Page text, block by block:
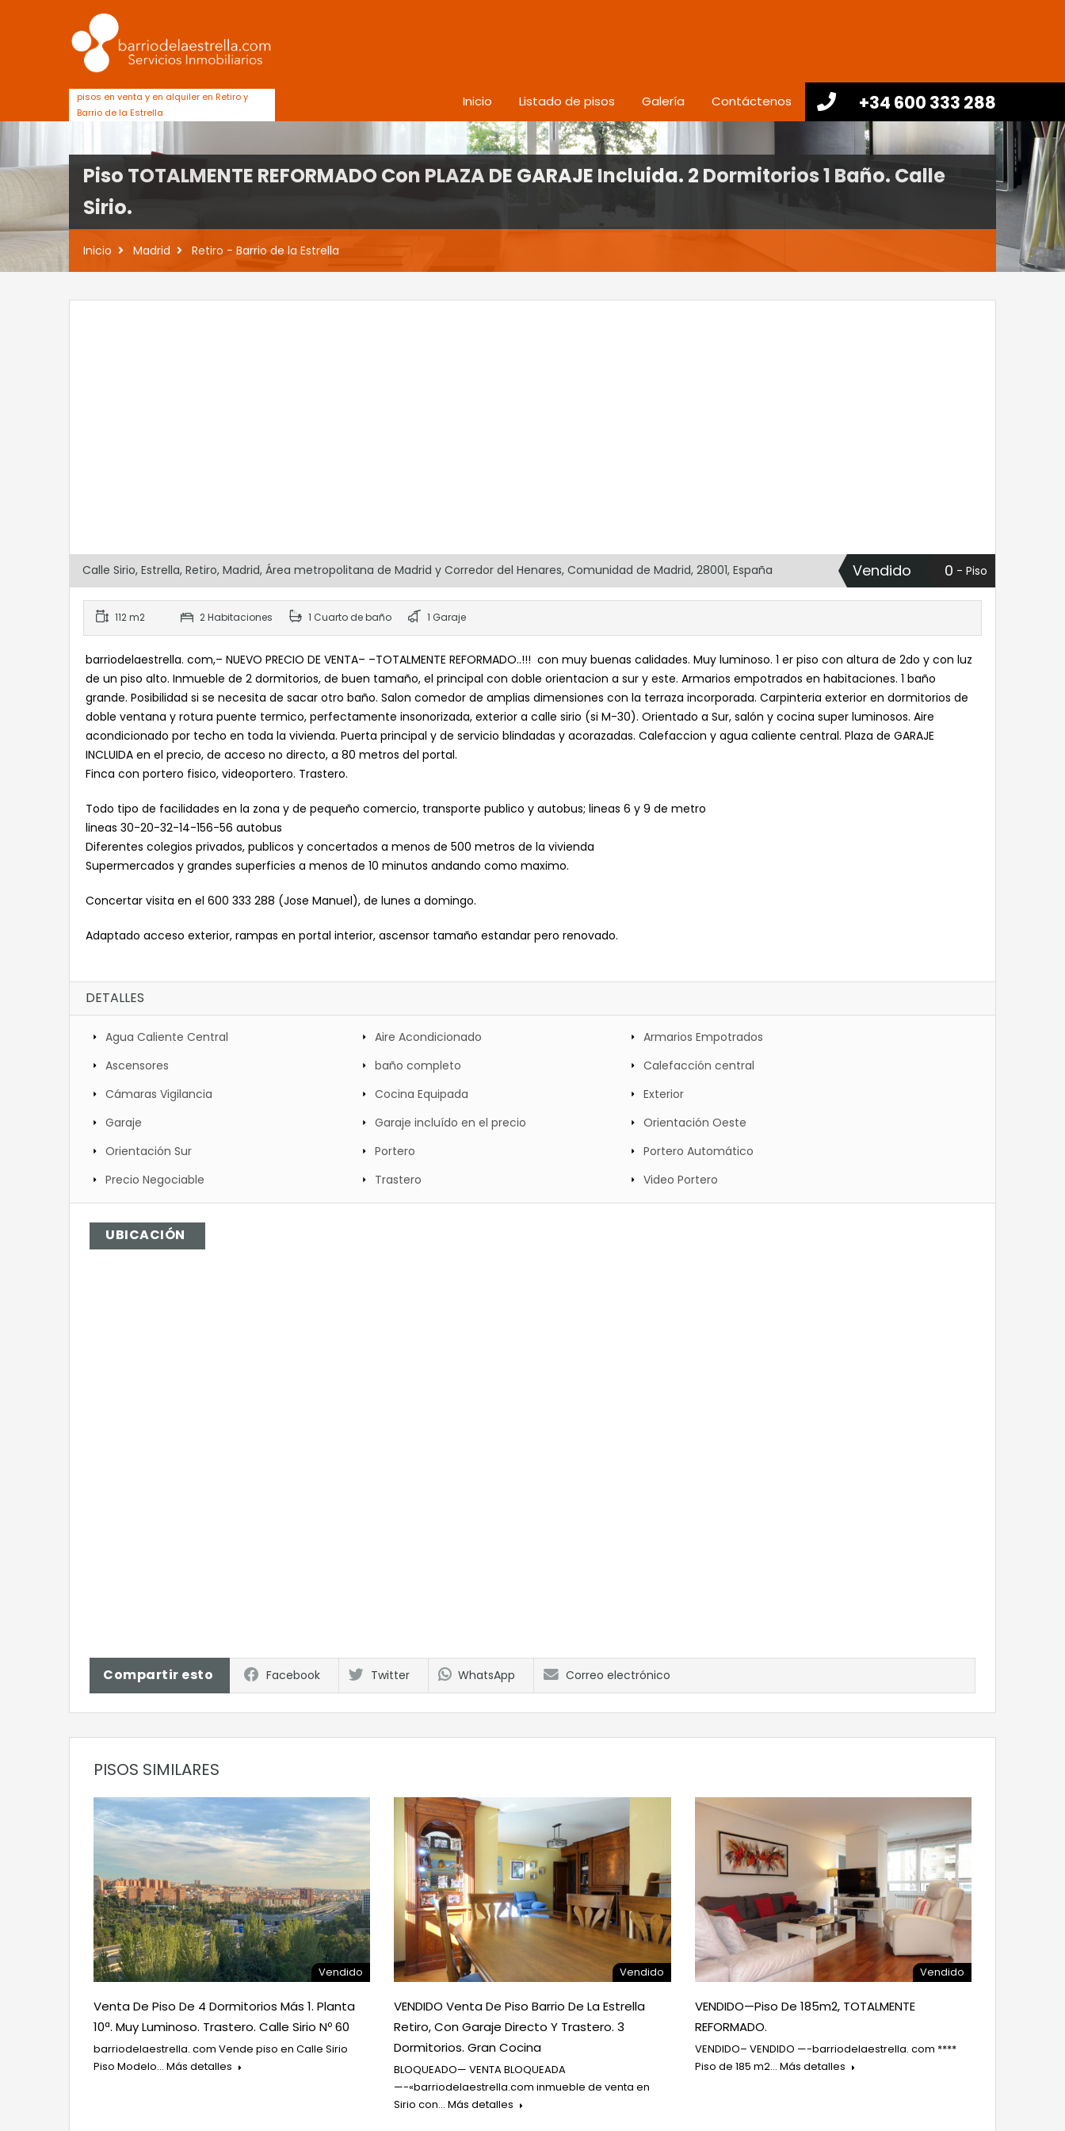
pisos en venta y en alquiler en Retiro y
Barrio de la Estrella
+34 600 333 288
Inicio Listado de pisos Galería Contáctenos
Piso TOTALMENTE REFORMADO Con PLAZA DE GARAJE Incluida. 2 Dormitorios 1 Baño. Calle
Sirio.
Inicio Madrid Retiro - Barrio de la Estrella
Calle Sirio, Estrella, Retiro, Madrid, Área metropolitana de Madrid y Corredor del Henares, Comunidad de Madrid, 28001, España Vendido 0 - Piso
112 m2 2 Habitaciones 1 Cuarto de baño 1 Garaje
barriodelaestrella. com,– NUEVO PRECIO DE VENTA– –TOTALMENTE REFORMADO..!!! con muy buenas calidades. Muy luminoso. 1 er piso con altura de 2do y con luz
de un piso alto. Inmueble de 2 dormitorios, de buen tamaño, el principal con doble orientacion a sur y este. Armarios empotrados en habitaciones. 1 baño
grande. Posibilidad si se necesita de sacar otro baño. Salon comedor de amplias dimensiones con la terraza incorporada. Carpinteria exterior en dormitorios de
doble ventana y rotura puente termico, perfectamente insonorizada, exterior a calle sirio (si M-30). Orientado a Sur, salón y cocina super luminosos. Aire
acondicionado por techo en toda la vivienda. Puerta principal y de servicio blindadas y acorazadas. Calefaccion y agua caliente central. Plaza de GARAJE
INCLUIDA en el precio, de acceso no directo, a 80 metros del portal.
Finca con portero fisico, videoportero. Trastero.
Todo tipo de facilidades en la zona y de pequeño comercio, transporte publico y autobus; lineas 6 y 9 de metro
lineas 30-20-32-14-156-56 autobus
Diferentes colegios privados, publicos y concertados a menos de 500 metros de la vivienda
Supermercados y grandes superficies a menos de 10 minutos andando como maximo.
Concertar visita en el 600 333 288 (Jose Manuel), de lunes a domingo.
Adaptado acceso exterior, rampas en portal interior, ascensor tamaño estandar pero renovado.
DETALLES
Agua Caliente Central Aire Acondicionado
Armarios Empotrados
Ascensores
baño completo
Calefacción central
Cámaras Vigilancia
Cocina Equipada
Exterior
Garaje
Garaje incluído en el precio
Orientación Oeste
Orientación Sur
Portero
Portero Automático
Precio Negociable
Trastero Video Portero
UBICACIÓN
Compartir esto Facebook Twitter WhatsApp Correo electrónico
PISOS SIMILARES
Vendido
Venta De Piso De 4 Dormitorios Más 1. Planta
10ª. Muy Luminoso. Trastero. Calle Sirio Nº 60
barriodelaestrella. com Vende piso en Calle Sirio
Piso Modelo… Más detalles
Vendido
VENDIDO Venta De Piso Barrio De La Estrella
Retiro, Con Garaje Directo Y Trastero. 3
Dormitorios. Gran Cocina
BLOQUEADO— VENTA BLOQUEADA
—-«barriodelaestrella.com inmueble de venta en
Sirio con…Más detalles
Vendido
VENDIDO—Piso De 185m2, TOTALMENTE
REFORMADO.
VENDIDO– VENDIDO —-barriodelaestrella. com ****
Piso de 185 m2… Más detalles